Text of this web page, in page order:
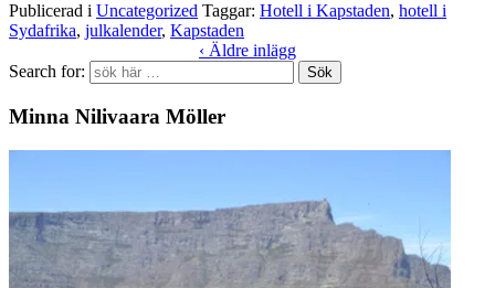
Publicerad i Uncategorized Taggar: Hotell i Kapstaden, hotell i
Sydafrika, julkalender, Kapstaden
‹ Äldre inlägg
Search for:
Minna Nilivaara Möller